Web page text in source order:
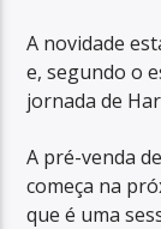
A novidade
e, segundo o
jornada de
A pré-venda
começa na
que é uma